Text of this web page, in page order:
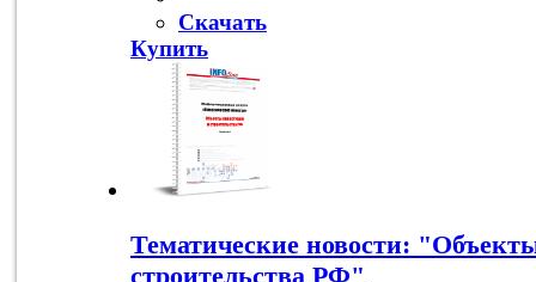
Скачать
Купить
Тематические новости:
строительства РФ"